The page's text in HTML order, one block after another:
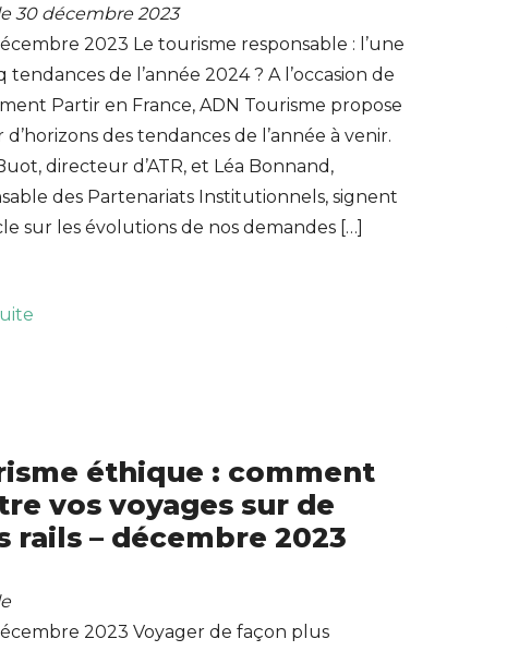
30 décembre 2023
2023 Le tourisme responsable : l’une
tendances de l’année 2024 ? A l’occasion de
Partir en France, ADN Tourisme propose
des tendances de l’année à venir.
directeur d’ATR, et Léa Bonnand,
des Partenariats Institutionnels, signent
sur les évolutions de nos demandes […]
éthique : comment
vos voyages sur de
rails – décembre 2023
2023 Voyager de façon plus